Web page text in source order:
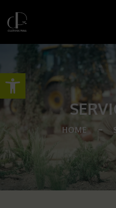
Abrir barra de
HOME